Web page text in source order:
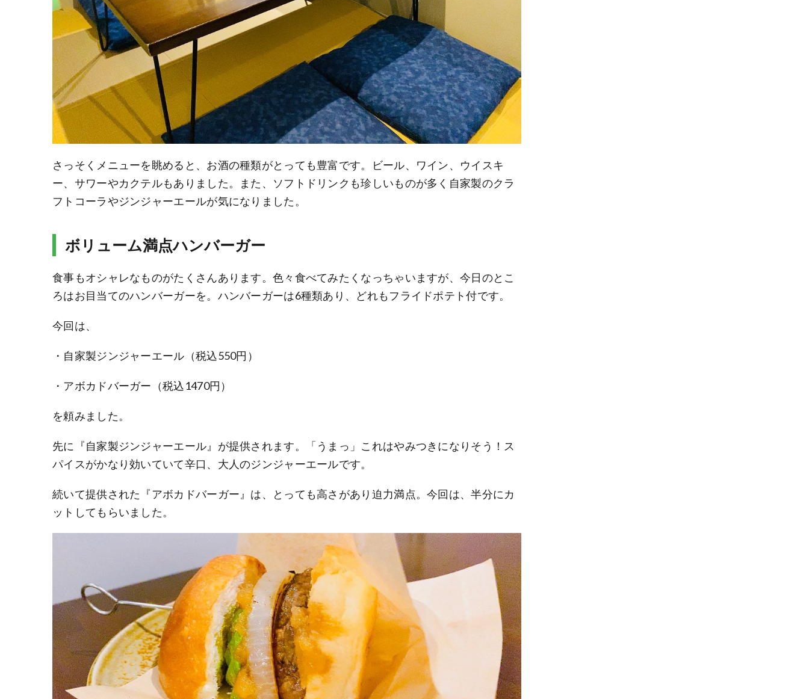
さっそくメニューを眺めると、お酒の種類がとっても豊富です。ビール、ワイン、ウイスキ
ー、サワーやカクテルもありました。また、ソフトドリンクも珍しいものが多く自家製のクラ
フトコーラやジンジャーエールが気になりました。
ボリューム満点ハンバーガー
食事もオシャレなものがたくさんあります。色々食べてみたくなっちゃいますが、今日のとこ
ろはお目当てのハンバーガーを。ハンバーガーは6種類あり、どれもフライドポテト付です。
今回は、
・自家製ジンジャーエール（税込550円）
・アボカドバーガー（税込1470円）
を頼みました。
先に『自家製ジンジャーエール』が提供されます。「うまっ」これはやみつきになりそう！ス
パイスがかなり効いていて辛口、大人のジンジャーエールです。
続いて提供された『アボカドバーガー』は、とっても高さがあり迫力満点。今回は、半分にカ
ットしてもらいました。